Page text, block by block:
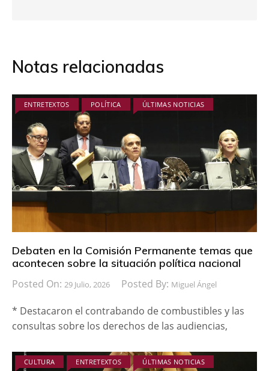
Notas relacionadas
ENTRETEXTOS POLÍTICA ÚLTIMAS NOTICIAS
Debaten en la Comisión Permanente temas que
acontecen sobre la situación política nacional
Posted On: 29 Julio, 2026 Posted By: Miguel Ángel
* Destacaron el contrabando de combustibles y las
consultas sobre los derechos de las audiencias,
CULTURA ENTRETEXTOS ÚLTIMAS NOTICIAS